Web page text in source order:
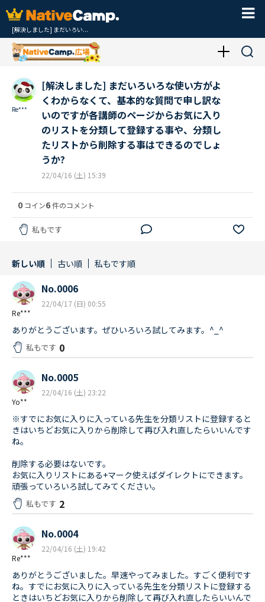
[解決しました] まだいろい...
Re***
[解決しました] まだいろいろな使い方がよ
くわからなくて、基本的な質問で申し訳な
いのですが各講師のページからお気に入り
のリストを分類して登録する事や、分類し
たリストから削除する事はできるのでしょ
うか?
22/04/16 (土) 15:39
0 コイン6件のコメント
私もです
新しい順 古い順 私もです順
Re***
No.0006
22/04/17 (日) 00:55
ありがとうございます。ぜひいろいろ試してみます。^_^
私もです 0
Yo**
No.0005
22/04/16 (土) 23:22
※すでにお気に入りに入っている先生を分類リストに登録すると
きはいちどお気に入りから削除して再び入れ直したらいいんです
ね。
削除する必要はないです。
お気に入りリストにある+マーク使えばダイレクトにできます。
頑張っていろいろ試してみてください。
私もです 2
Re***
No.0004
22/04/16 (土) 19:42
ありがとうございました。早速やってみました。すごく便利です
ね。すでにお気に入りに入っている先生を分類リストに登録する
ときはいちどお気に入りから削除して再び入れ直したらいいんで